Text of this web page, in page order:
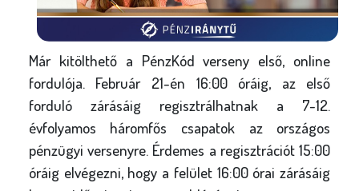
Már kitölthető a PénzKód verseny első, online
fordulója. Február 21-én 16:00 óráig, az első
forduló zárásáig regisztrálhatnak a 7-12.
évfolyamos háromfős csapatok az országos
pénzügyi versenyre. Érdemes a regisztrációt 15:00
óráig elvégezni, hogy a felület 16:00 órai zárásáig